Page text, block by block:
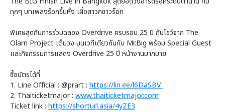
ทุกๆ บทเพลงร็อกขึ้นหิ้ง เผื่อสาวกชาวร็อก
พิเศษสุดกับการร่วมฉลอง Overdrive ครบรอบ 25 ปี กับโชว์จาก The
Olarn Project เต็มวง บนเวทีเดียวกันกับ Mr.Big พร้อม Special Guest
และกิจกรรมการแสดง Overdrive 25 ปี หน้างานมากมาย
ซื้อบัตรได้ที่
1. Line Official : @prart : https://lin.ee/l6DaSBV
2. Thaiticketmajor : www.thaiticketmajor.com
Ticket link : https://shorturl.asia/4yZE3